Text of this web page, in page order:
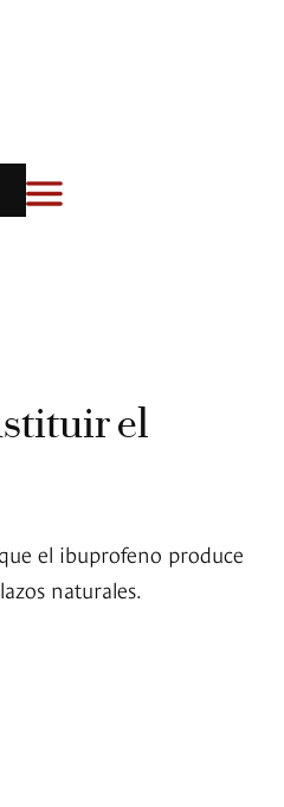
el
el ibuprofeno produce
naturales.